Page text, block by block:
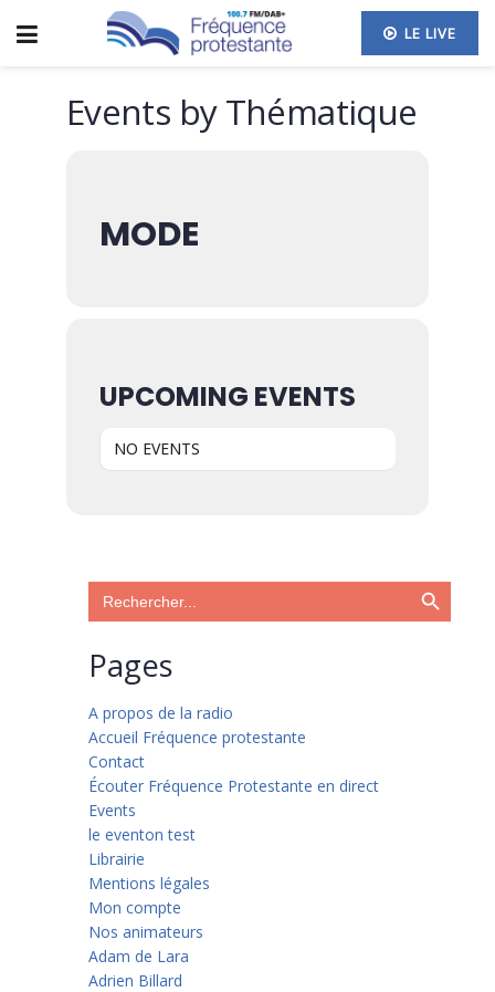
LE LIVE
Events by Thématique
MODE
UPCOMING EVENTS
NO EVENTS
Search
for:
Search Button
Pages
A propos de la radio
Accueil Fréquence protestante
Contact
Écouter Fréquence Protestante en direct
Events
le eventon test
Librairie
Mentions légales
Mon compte
Nos animateurs
Adam de Lara
Adrien Billard